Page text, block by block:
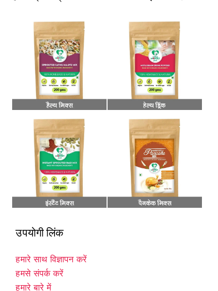
उपयोगी लिंक
हमारे साथ विज्ञापन करें
हमसे संपर्क करें
हमारे बारे में